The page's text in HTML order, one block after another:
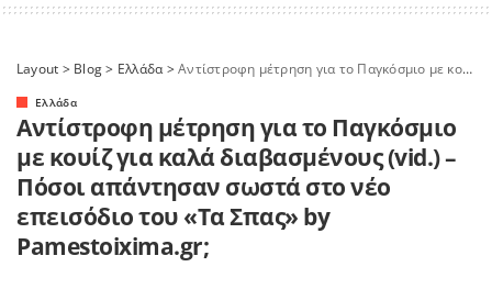
Layout > Blog> Ελλάδα>Αντίστροφη μέτρηση για το Παγκόσμιο με κουίζ για καλά διαβασμένους (vid.) – Πόσοι απάντησαν σωστά στο νέο επεισόδιο του «Τα Σπας» by Pamestoixima.gr;
Ελλάδα
Αντίστροφη μέτρηση για το Παγκόσμιο
με κουίζ για καλά διαβασμένους (vid.) –
Πόσοι απάντησαν σωστά στο νέο
επεισόδιο του «Τα Σπας» by
Pamestoixima.gr;